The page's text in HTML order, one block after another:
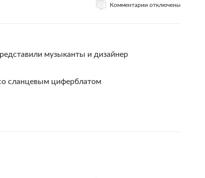
Комментарии отключены
музыканты и дизайнер
сланцевым циферблатом